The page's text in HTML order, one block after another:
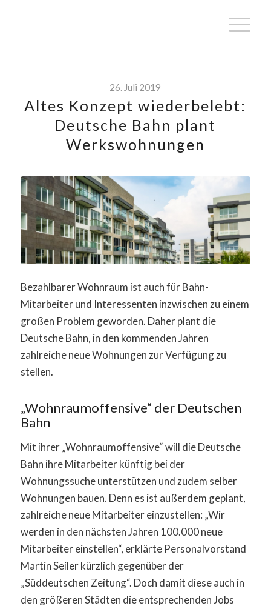
26. Juli 2019
Altes Konzept wiederbelebt:
Deutsche Bahn plant
Werkswohnungen
Bezahlbarer Wohnraum ist auch für Bahn-
Mitarbeiter und Interessenten inzwischen zu einem
großen Problem geworden. Daher plant die
Deutsche Bahn, in den kommenden Jahren
zahlreiche neue Wohnungen zur Verfügung zu
stellen.
„Wohnraumoffensive“ der Deutschen
Bahn
Mit ihrer „Wohnraumoffensive“ will die Deutsche
Bahn ihre Mitarbeiter künftig bei der
Wohnungssuche unterstützen und zudem selber
Wohnungen bauen. Denn es ist außerdem geplant,
zahlreiche neue Mitarbeiter einzustellen: „Wir
werden in den nächsten Jahren 100.000 neue
Mitarbeiter einstellen“, erklärte Personalvorstand
Martin Seiler kürzlich gegenüber der
„Süddeutschen Zeitung“. Doch damit diese auch in
den größeren Städten die entsprechenden Jobs